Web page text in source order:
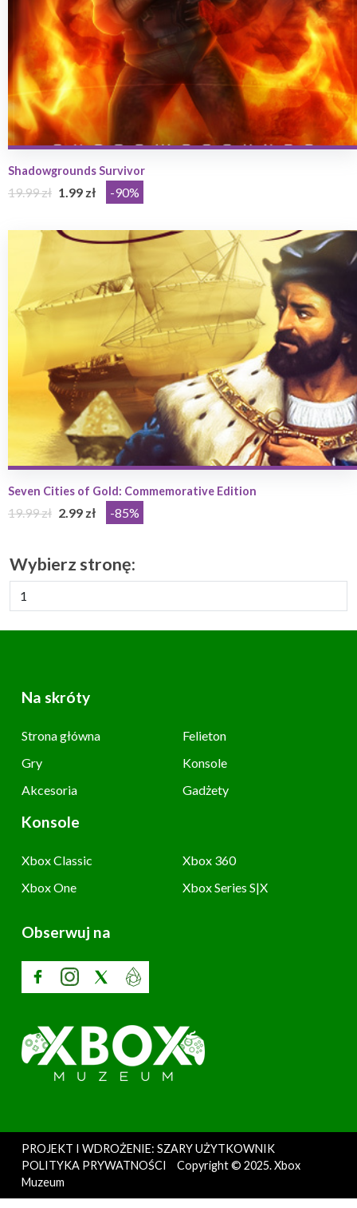
Shadowgrounds Survivor
19.99 zł 1.99 zł -90%
Seven Cities of Gold: Commemorative Edition
19.99 zł 2.99 zł -85%
Wybierz stronę:
Na skróty
Strona główna
Felieton
Gry
Konsole
Akcesoria
Gadżety
Konsole
Xbox Classic
Xbox 360
Xbox One
Xbox Series S|X
Obserwuj na
PROJEKT I WDROŻENIE: SZARY UŻYTKOWNIK
POLITYKA PRYWATNOŚCI
Copyright © 2025. Xbox
Muzeum